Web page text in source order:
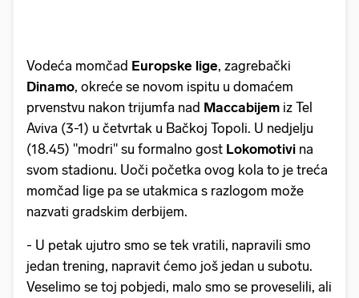
Vodeća momčad Europske lige, zagrebački
Dinamo, okreće se novom ispitu u domaćem
prvenstvu nakon trijumfa nad Maccabijem iz Tel
Aviva (3-1) u četvrtak u Bačkoj Topoli. U nedjelju
(18.45) "modri" su formalno gost Lokomotivi na
svom stadionu. Uoči početka ovog kola to je treća
momčad lige pa se utakmica s razlogom može
nazvati gradskim derbijem.
- U petak ujutro smo se tek vratili, napravili smo
jedan trening, napravit ćemo još jedan u subotu.
Veselimo se toj pobjedi, malo smo se proveselili, ali